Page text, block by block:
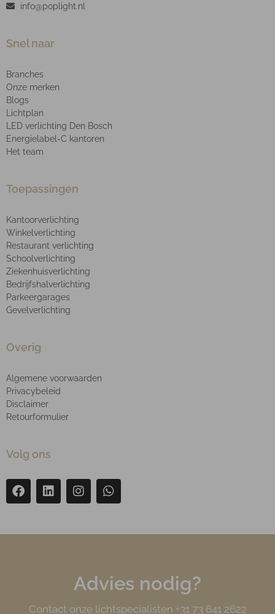
info@poplight.nl
Snel naar
Branches
Onze merken
Blogs
Lichtplan
LED verlichting Den Bosch
Energielabel-C kantoren
Het team
Toepassingen
Kantoorverlichting
Winkelverlichting
Restaurant verlichting
Schoolverlichting
Ziekenhuisverlichting
Bedrijfshalverlichting
Parkeergarages
Gevelverlichting
Overig
Algemene voorwaarden
Privacybeleid
Disclaimer
Retourformulier
Volg ons
Advies nodig?
Contact onze lichtspecialisten +31 73 641 2622